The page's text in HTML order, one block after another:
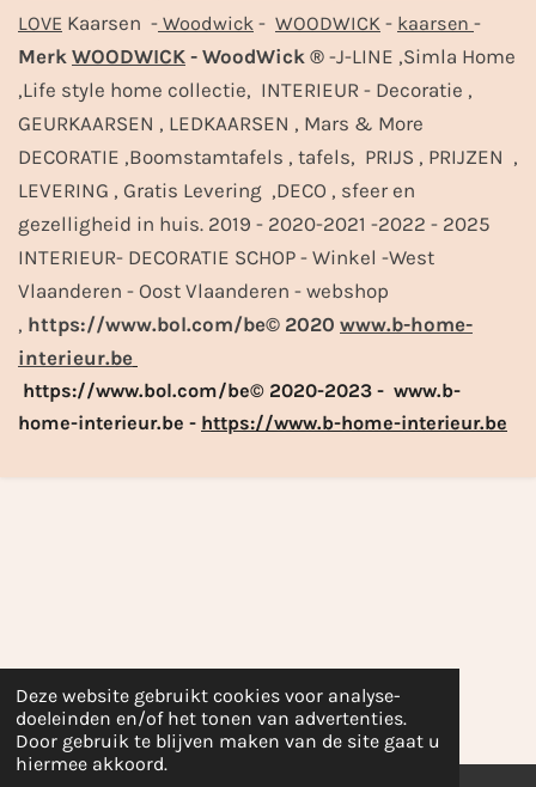
Deze website gebruikt cookies voor analyse-
doeleinden en/of het tonen van advertenties.
Door gebruik te blijven maken van de site gaat u
hiermee akkoord.
LOVE Kaarsen - Woodwick - WOODWICK - kaarsen -
Merk WOODWICK - WoodWick ® -J-LINE ,Simla Home
,Life style home collectie, INTERIEUR - Decoratie ,
GEURKAARSEN , LEDKAARSEN , Mars & More
DECORATIE ,Boomstamtafels , tafels, PRIJS , PRIJZEN ,
LEVERING , Gratis Levering ,DECO , sfeer en
gezelligheid in huis. 2019 - 2020-2021 -2022 - 2025
INTERIEUR- DECORATIE SCHOP - Winkel -West
Vlaanderen - Oost Vlaanderen - webshop
, https://www.bol.com/be© 2020 www.b-home-
interieur.be
https://www.bol.com/be© 2020-2023 - www.b-
home-interieur.be - https://www.b-home-interieur.be